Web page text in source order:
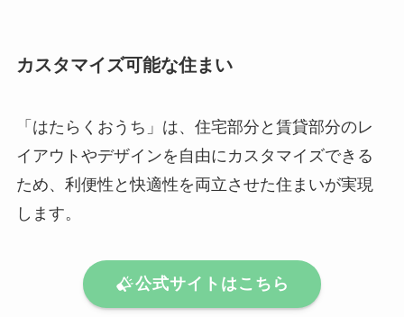
カスタマイズ可能な住まい
「はたらくおうち」は、住宅部分と賃貸部分のレ
イアウトやデザインを自由にカスタマイズできる
ため、利便性と快適性を両立させた住まいが実現
します。
公式サイトはこちら